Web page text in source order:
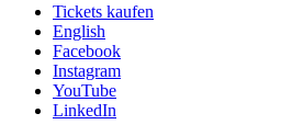
Tickets kaufen
English
Facebook
Instagram
YouTube
LinkedIn